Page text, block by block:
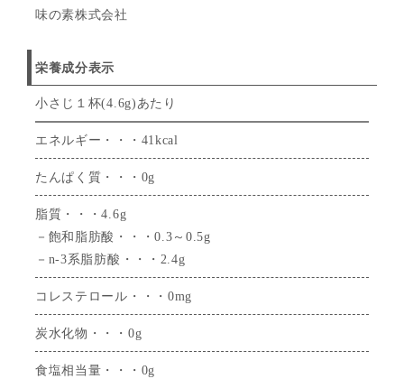
味の素株式会社
栄養成分表示
小さじ１杯(4.6g)あたり
エネルギー・・・41kcal
たんぱく質・・・0g
脂質・・・4.6g
－飽和脂肪酸・・・0.3～0.5g
－n-3系脂肪酸・・・2.4g
コレステロール・・・0mg
炭水化物・・・0g
食塩相当量・・・0g